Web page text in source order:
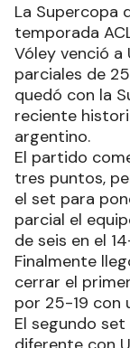
La Supercopa
temporada
Vóley venció a
parciales de
quedó con la
reciente
argentino.
El partido
tres puntos,
el set para
parcial el
de seis en el
Finalmente
cerrar el
por 25-19 con
El segundo